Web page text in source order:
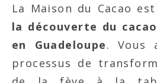
La Maison du Cacao
la découverte du
en Guadeloupe. Vous
processus de